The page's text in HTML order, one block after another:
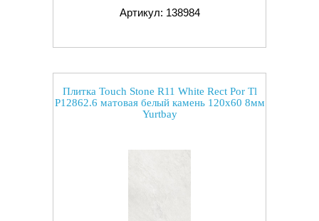
Артикул: 138984
Плитка Touch Stone R11 White Rect Por Tl
P12862.6 матовая белый камень 120x60 8мм
Yurtbay